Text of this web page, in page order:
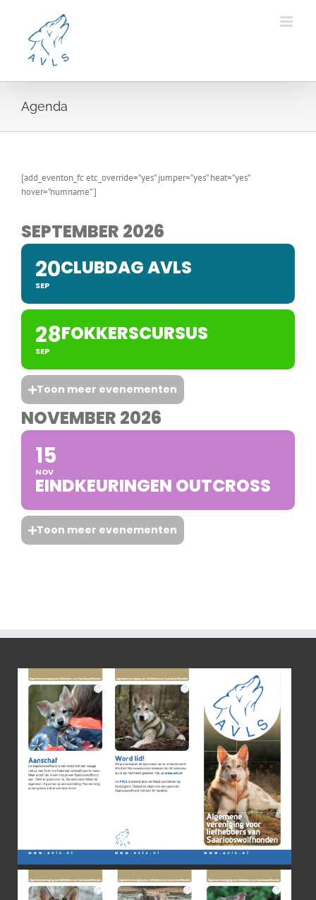
Agenda
[add_eventon_fc etc_override=”yes” jumper=”yes” heat=”yes”
hover=”numname” ]
SEPTEMBER 2026
20
SEP
CLUBDAG AVLS
28
SEP
FOKKERSCURSUS
Toon meer evenementen
NOVEMBER 2026
15
NOV
EINDKEURINGEN OUTCROSS
Toon meer evenementen